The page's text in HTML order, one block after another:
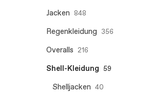
Jacken 848
Regenkleidung 356
Overalls 216
Shell-Kleidung 59
Shelljacken 40